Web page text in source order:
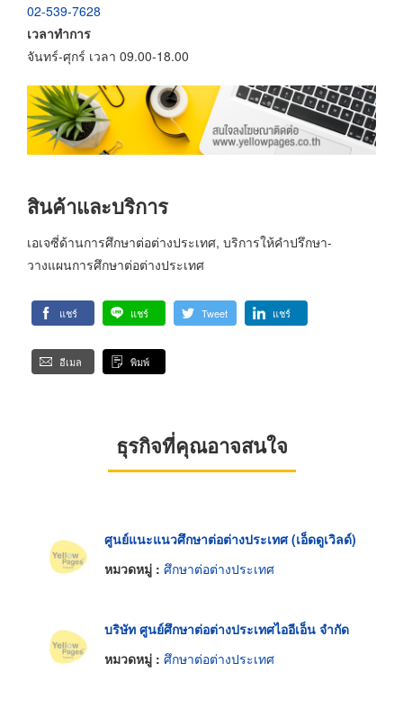
02-539-7628
เวลาทำการ
จันทร์-ศุกร์ เวลา 09.00-18.00
สินค้าและบริการ
เอเจซี่ด้านการศึกษาต่อต่างประเทศ, บริการให้คำปรึกษา-
วางแผนการศึกษาต่อต่างประเทศ
แชร์ แชร์ Tweet แชร์
อีเมล พิมพ์
ธุรกิจที่คุณอาจสนใจ
ศูนย์แนะแนวศึกษาต่อต่างประเทศ (เอ็ดดูเวิลด์)
หมวดหมู่ : ศึกษาต่อต่างประเทศ
บริษัท ศูนย์ศึกษาต่อต่างประเทศไออีเอ็น จำกัด
หมวดหมู่ : ศึกษาต่อต่างประเทศ